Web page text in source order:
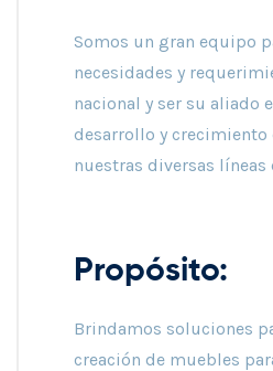
Somos un gran equipo
necesidades y
nacional y ser su aliado
desarrollo y crecimiento
nuestras diversas líneas
Propósito:
Brindamos soluciones
creación de muebles